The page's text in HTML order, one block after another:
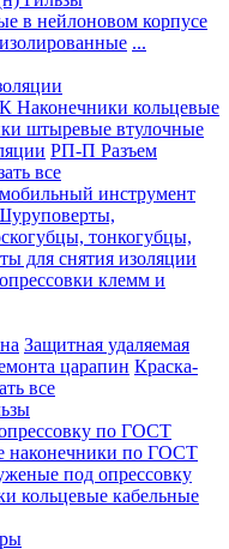
в нейлоновом корпусе
...
Наконечники кольцевые
штыревые втулочные
РП-П Разъем
все
инструмент
тонкогубцы,
для снятия изоляции
клемм и
Защитная удаляемая
царапин Краска-
все
по ГОСТ
по ГОСТ
под опрессовку
кольцевые кабельные